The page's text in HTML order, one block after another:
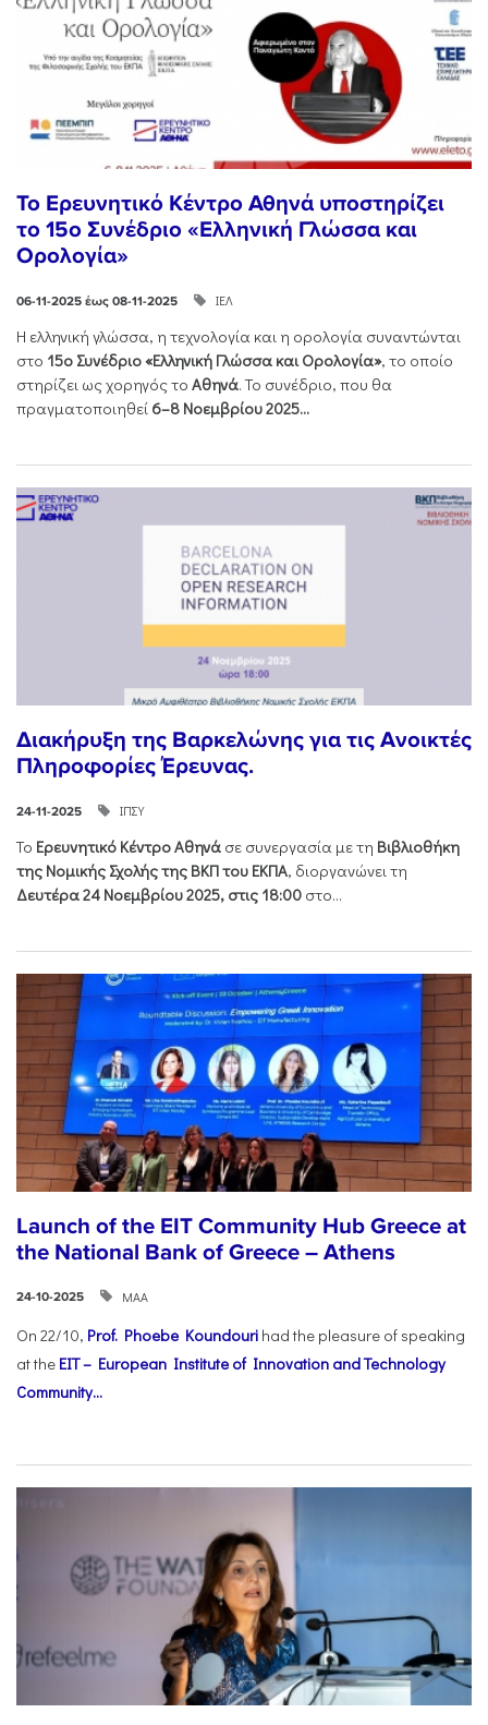
Το Ερευνητικό Κέντρο Αθηνά υποστηρίζει
το 15ο Συνέδριο «Ελληνική Γλώσσα και
Ορολογία»
06-11-2025 έως 08-11-2025 ΙΕΛ
Η ελληνική γλώσσα, η τεχνολογία και η ορολογία συναντώνται
στο 15ο Συνέδριο «Ελληνική Γλώσσα και Ορολογία», το οποίο
στηρίζει ως χορηγός το Αθηνά. Το συνέδριο, που θα
πραγματοποιηθεί 6–8 Νοεμβρίου 2025...
Διακήρυξη της Βαρκελώνης για τις Ανοικτές
Πληροφορίες Έρευνας.
24-11-2025 ΙΠΣΥ
Το Ερευνητικό Κέντρο Αθηνά σε συνεργασία με τη Βιβλιοθήκη
της Νομικής Σχολής της ΒΚΠ του ΕΚΠΑ, διοργανώνει τη
Δευτέρα 24 Νοεμβρίου 2025, στις 18:00 στο...
Launch of the EIT Community Hub Greece at
the National Bank of Greece – Athens
24-10-2025 ΜΑΑ
On 22/10, Prof. Phoebe Koundouri had the pleasure of speaking
at the EIT – European Institute of Innovation and Technology
Community...